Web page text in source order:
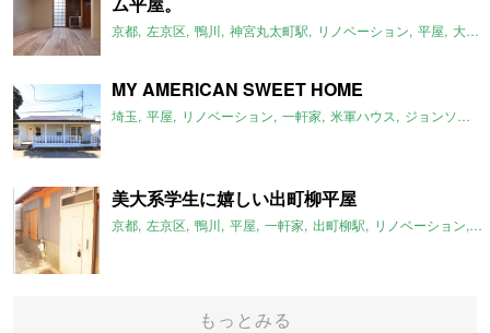
京都 左京区 鴨川 神宮丸太町駅 リノベーション 平屋 大文字山
MY AMERICAN SWEET HOME
埼玉 平屋 リノベーション 一軒家 米軍ハウス ジョンソンタウン
美大系学生に嬉しい出町柳平屋
京都 左京区 鴨川 平屋 一軒家 出町柳駅 リノベーション
もっとみる